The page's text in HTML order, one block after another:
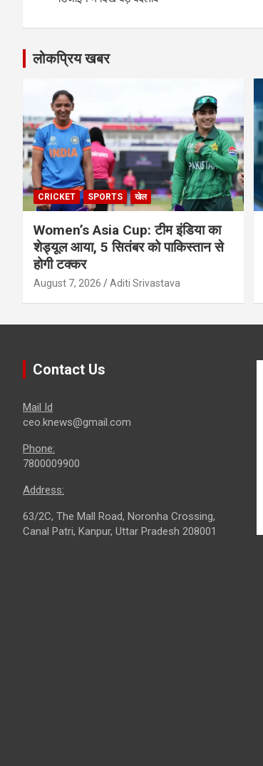
लोकप्रिय खबर
CRICKET SPORTS खेल
Women’s Asia Cup: टीम इंडिया का
शेड्यूल आया, 5 सितंबर को पाकिस्तान से
होगी टक्कर
August 7, 2026 Aditi Srivastava
Contact Us
Mail Id
ceo.knews@gmail.com
Phone:
7800009900
Address:
63/2C, The Mall Road, Noronha Crossing,
Canal Patri, Kanpur, Uttar Pradesh 208001